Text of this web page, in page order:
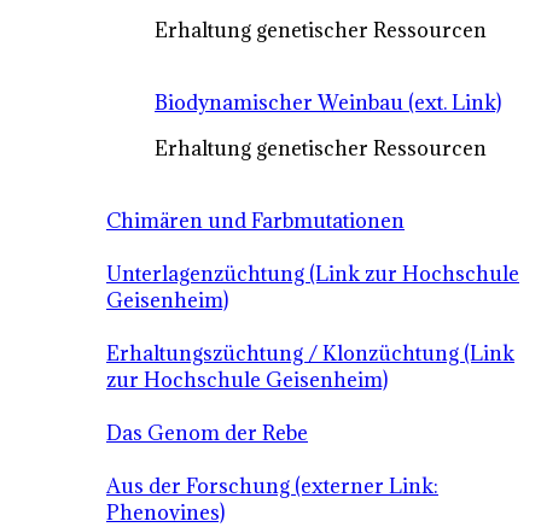
Erhaltung genetischer Ressourcen
Biodynamischer Weinbau (ext. Link)
Erhaltung genetischer Ressourcen
Chimären und Farbmutationen
Unterlagenzüchtung (Link zur Hochschule
Geisenheim)
Erhaltungszüchtung / Klonzüchtung (Link
zur Hochschule Geisenheim)
Das Genom der Rebe
Aus der Forschung (externer Link:
Phenovines)